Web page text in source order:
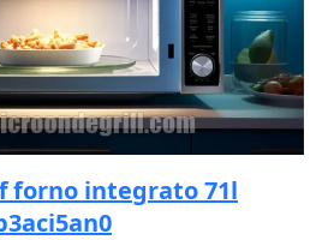
forno integrato 71l